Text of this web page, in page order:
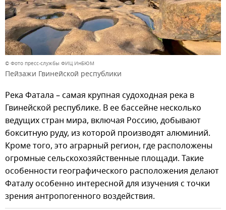
© Фото пресс-службы ФИЦ ИнБЮМ
Пейзажи Гвинейской республики
Река Фатала – самая крупная судоходная река в
Гвинейской республике. В ее бассейне несколько
ведущих стран мира, включая Россию, добывают
бокситную руду, из которой производят алюминий.
Кроме того, это аграрный регион, где расположены
огромные сельскохозяйственные площади. Такие
особенности географического расположения делают
Фаталу особенно интересной для изучения с точки
зрения антропогенного воздействия.